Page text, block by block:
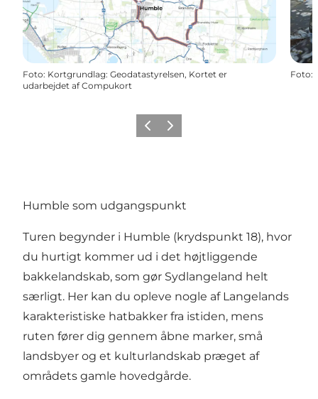
Foto: Kortgrundlag: Geodatastyrelsen, Kortet er
udarbejdet af Compukort
Foto:
ForrigeNæste
Humble som udgangspunkt
Turen begynder i Humble (krydspunkt 18), hvor
du hurtigt kommer ud i det højtliggende
bakkelandskab, som gør Sydlangeland helt
særligt. Her kan du opleve nogle af Langelands
karakteristiske hatbakker fra istiden, mens
ruten fører dig gennem åbne marker, små
landsbyer og et kulturlandskab præget af
områdets gamle hovedgårde.